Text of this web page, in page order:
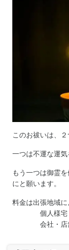
このお祓いは、
一つは不運な運気
もう一つは御霊
にと願います。
料金は出張地域に
個人様宅
会社・店舗